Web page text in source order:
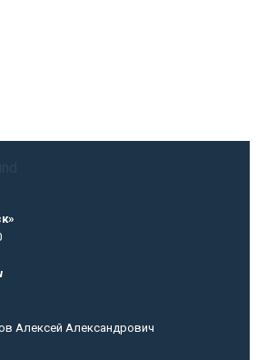
Алексей Александрович